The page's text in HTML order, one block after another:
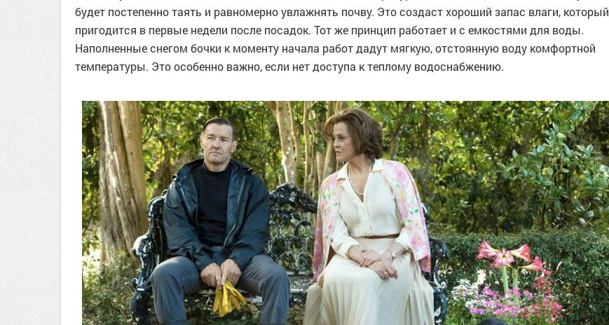
будет постепенно таять и равномерно увлажнять почву. Это создаст хороший запас влаги, который
пригодится в первые недели после посадок. Тот же принцип работает и с емкостями для воды.
Наполненные снегом бочки к моменту начала работ дадут мягкую, отстоянную воду комфортной
температуры. Это особенно важно, если нет доступа к теплому водоснабжению.